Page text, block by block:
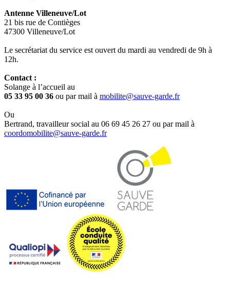
Antenne Villeneuve/Lot
21 bis rue de Contièges
47300 Villeneuve/Lot
Le secrétariat du service est ouvert du mardi au vendredi de 9h à
12h.
Contact :
Solange à l’accueil au
05 33 95 00 36 ou par mail à mobilite@sauve‐garde.fr
Ou
Bertrand, travailleur social au 06 69 45 26 27 ou par mail à
coordomobilite@sauve-garde.fr